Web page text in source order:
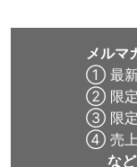
メルマ
① 最新
② 限定
③ 限定
④ 売上
な